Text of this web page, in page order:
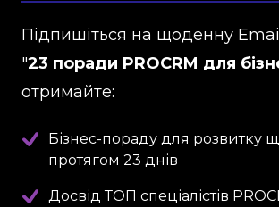
Підпишіться на щоденну
"23 поради PROCRM для
отримайте:
Бізнес-пораду для розвитку
протягом 23 днів
Досвід ТОП спеціалістів